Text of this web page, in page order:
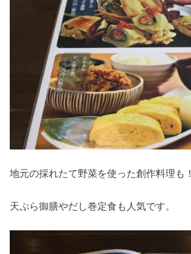
地元の採れたて野菜を使った創作料理も！
天ぷら御膳やだし巻定食も人気です。